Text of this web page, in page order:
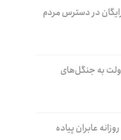
در دسترس مردم
به جنگل‌های
عابران پیاده